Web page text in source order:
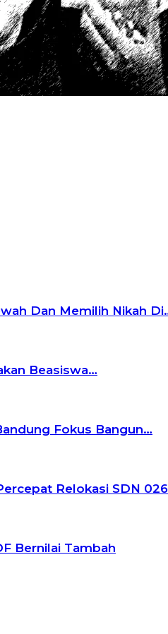
Dan Memilih Nikah
Beasiswa…
Fokus Bangun…
Relokasi SDN
Bernilai Tambah